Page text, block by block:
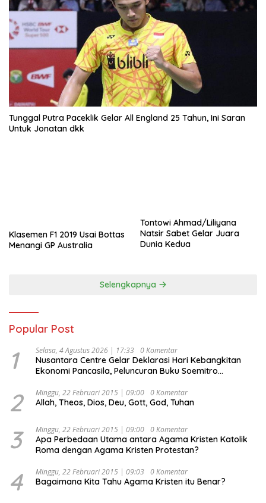
Tunggal Putra Paceklik Gelar All England 25 Tahun, Ini Saran
Untuk Jonatan dkk
Klasemen F1 2019 Usai Bottas
Menangi GP Australia
Tontowi Ahmad/Liliyana
Natsir Sabet Gelar Juara
Dunia Kedua
Selengkapnya
Popular Post
1 Selasa, 4 Agustus 2026 | 17:33 0 Komentar
Nusantara Centre Gelar Deklarasi Hari Kebangkitan
Ekonomi Pancasila, Peluncuran Buku Soemitro
Ekonomi Politik Indonesia) & Simposium Nasional
“Urgensi Undang-Undang Perekonomian Nasional dan
Indonesia Emas 2045”,
2 Minggu, 22 Februari 2015 | 09:00 0 Komentar
Allah, Theos, Dios, Deu, Gott, God, Tuhan
3 Minggu, 22 Februari 2015 | 09:00 0 Komentar
Apa Perbedaan Utama antara Agama Kristen Katolik
Roma dengan Agama Kristen Protestan?
4 Minggu, 22 Februari 2015 | 09:03 0 Komentar
Bagaimana Kita Tahu Agama Kristen itu Benar?